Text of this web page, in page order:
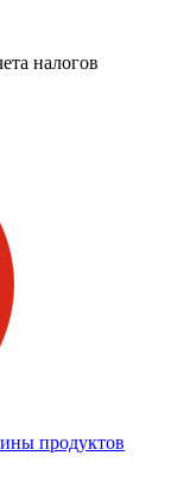
налогов
продуктов